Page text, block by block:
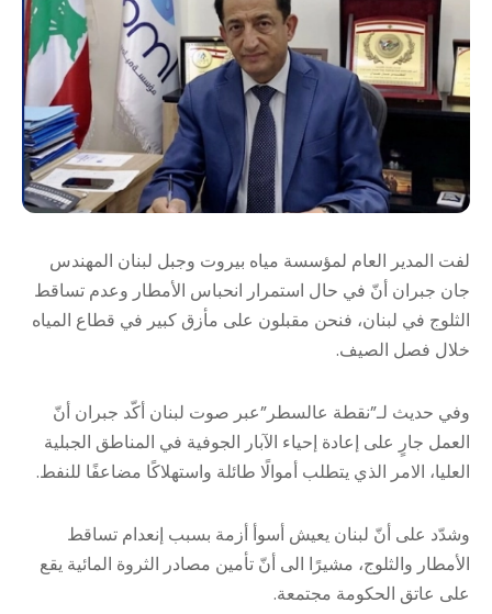
لفت المدير العام لمؤسسة مياه بيروت وجبل لبنان المهندس
جان جبران أنّ في حال استمرار انحباس الأمطار وعدم تساقط
الثلوج في لبنان، فنحن مقبلون على مأزق كبير في قطاع المياه
خلال فصل الصيف.
وفي حديث لـ”نقطة عالسطر”عبر صوت لبنان أكّد جبران أنّ
العمل جارٍ على إعادة إحياء الآبار الجوفية في المناطق الجبلية
العليا، الامر الذي يتطلب أموالًا طائلة واستهلاكًا مضاعفًا للنفط.
وشدّد على أنّ لبنان يعيش أسوأ أزمة بسبب إنعدام تساقط
الأمطار والثلوج، مشيرًا الى أنّ تأمين مصادر الثروة المائية يقع
على عاتق الحكومة مجتمعة.